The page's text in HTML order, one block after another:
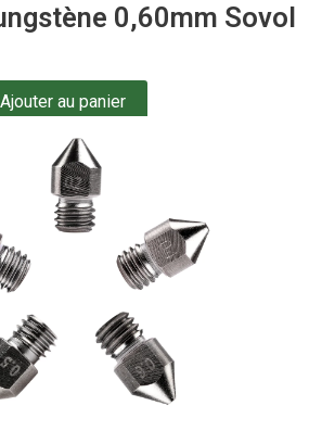
0,60mm Sovol
Ajouter au panier